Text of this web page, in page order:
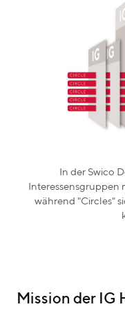
In der Swico
Interessensgruppen
während "Circles"
Mission der IG